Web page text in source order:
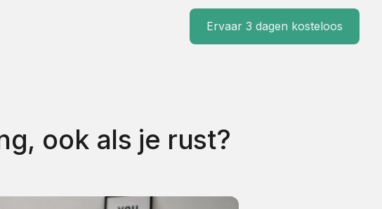
Ervaar 3 dagen kosteloos
ook als je rust?